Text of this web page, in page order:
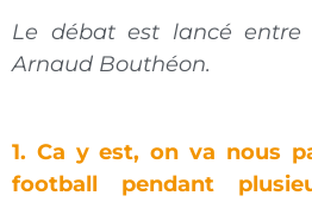
Le débat est lancé
Arnaud Bouthéon.
1. Ca y est, on va nous
football pendant